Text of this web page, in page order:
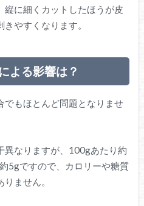
縦に細くカットしたほうが皮
やすくなります。
よる影響は？
でもほとんど問題となりませ
異なりますが、100gあたり約
5gですので、カロリーや糖質
ません。